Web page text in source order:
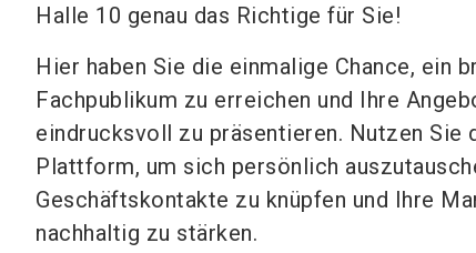
Halle 10 genau das Richtige für Sie!
Hier haben Sie die einmalige Chance, ein
Fachpublikum zu erreichen und Ihre
eindrucksvoll zu präsentieren. Nutzen Sie
Plattform, um sich persönlich
Geschäftskontakte zu knüpfen und Ihre
nachhaltig zu stärken.